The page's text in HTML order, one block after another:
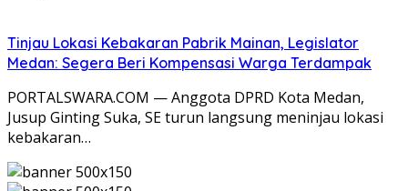
Tinjau Lokasi Kebakaran Pabrik Mainan, Legislator
Medan: Segera Beri Kompensasi Warga Terdampak
PORTALSWARA.COM — Anggota DPRD Kota Medan,
Jusup Ginting Suka, SE turun langsung meninjau lokasi
kebakaran…